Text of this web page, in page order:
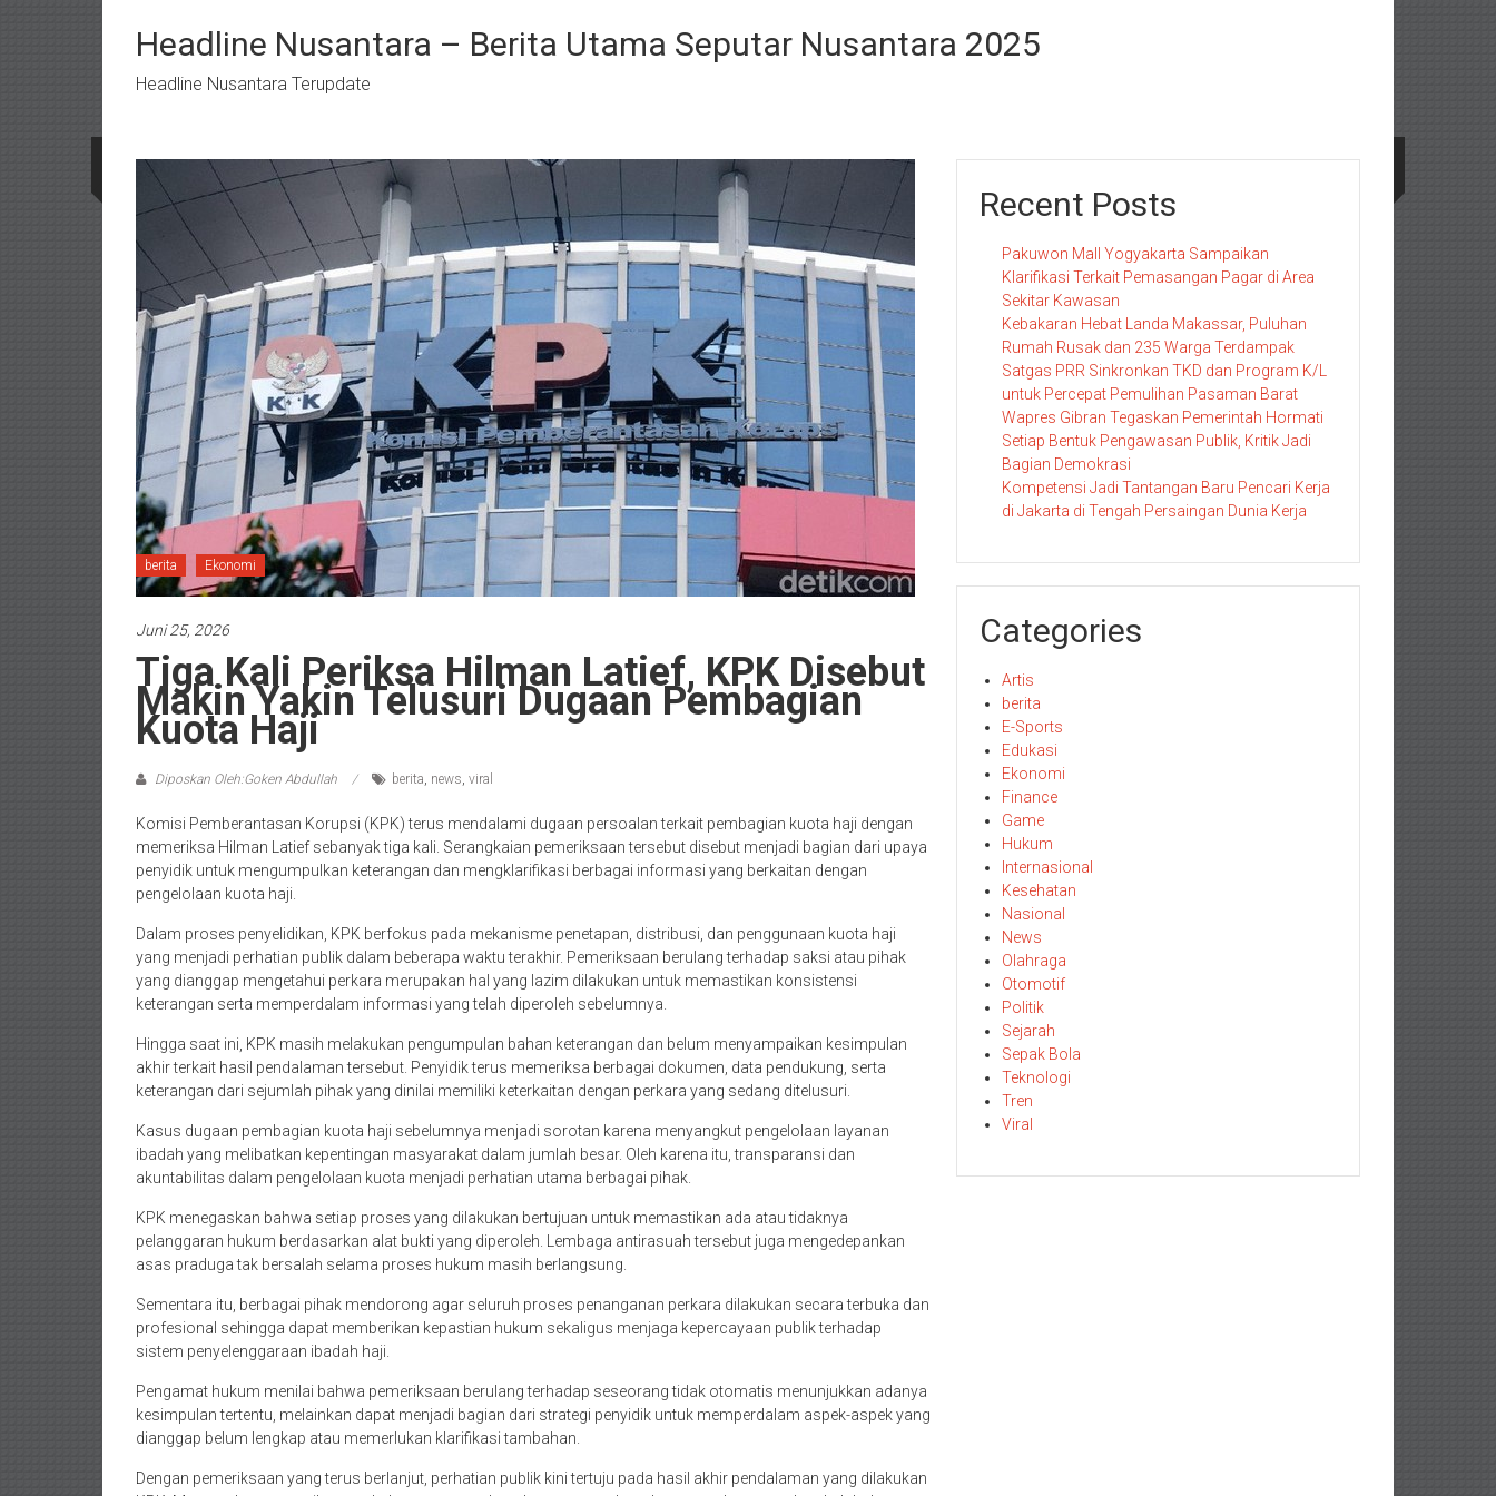
kontenHeadline Nusantara – Berita Utama Seputar Nusantara 2025
Headline Nusantara Terupdate
berita Ekonomi
Juni 25, 2026
Tiga Kali Periksa Hilman Latief, KPK Disebut
Makin Yakin Telusuri Dugaan Pembagian
Kuota Haji
Diposkan Oleh:Goken Abdullah berita, news, viral
Komisi Pemberantasan Korupsi (KPK) terus mendalami dugaan persoalan terkait pembagian kuota haji dengan
memeriksa Hilman Latief sebanyak tiga kali. Serangkaian pemeriksaan tersebut disebut menjadi bagian dari upaya
penyidik untuk mengumpulkan keterangan dan mengklarifikasi berbagai informasi yang berkaitan dengan
pengelolaan kuota haji.
Dalam proses penyelidikan, KPK berfokus pada mekanisme penetapan, distribusi, dan penggunaan kuota haji
yang menjadi perhatian publik dalam beberapa waktu terakhir. Pemeriksaan berulang terhadap saksi atau pihak
yang dianggap mengetahui perkara merupakan hal yang lazim dilakukan untuk memastikan konsistensi
keterangan serta memperdalam informasi yang telah diperoleh sebelumnya.
Hingga saat ini, KPK masih melakukan pengumpulan bahan keterangan dan belum menyampaikan kesimpulan
akhir terkait hasil pendalaman tersebut. Penyidik terus memeriksa berbagai dokumen, data pendukung, serta
keterangan dari sejumlah pihak yang dinilai memiliki keterkaitan dengan perkara yang sedang ditelusuri.
Kasus dugaan pembagian kuota haji sebelumnya menjadi sorotan karena menyangkut pengelolaan layanan
ibadah yang melibatkan kepentingan masyarakat dalam jumlah besar. Oleh karena itu, transparansi dan
akuntabilitas dalam pengelolaan kuota menjadi perhatian utama berbagai pihak.
KPK menegaskan bahwa setiap proses yang dilakukan bertujuan untuk memastikan ada atau tidaknya
pelanggaran hukum berdasarkan alat bukti yang diperoleh. Lembaga antirasuah tersebut juga mengedepankan
asas praduga tak bersalah selama proses hukum masih berlangsung.
Sementara itu, berbagai pihak mendorong agar seluruh proses penanganan perkara dilakukan secara terbuka dan
profesional sehingga dapat memberikan kepastian hukum sekaligus menjaga kepercayaan publik terhadap
sistem penyelenggaraan ibadah haji.
Pengamat hukum menilai bahwa pemeriksaan berulang terhadap seseorang tidak otomatis menunjukkan adanya
kesimpulan tertentu, melainkan dapat menjadi bagian dari strategi penyidik untuk memperdalam aspek-aspek yang
dianggap belum lengkap atau memerlukan klarifikasi tambahan.
Dengan pemeriksaan yang terus berlanjut, perhatian publik kini tertuju pada hasil akhir pendalaman yang dilakukan
Recent Posts
Pakuwon Mall Yogyakarta Sampaikan
Klarifikasi Terkait Pemasangan Pagar di Area
Sekitar Kawasan
Kebakaran Hebat Landa Makassar, Puluhan
Rumah Rusak dan 235 Warga Terdampak
Satgas PRR Sinkronkan TKD dan Program K/L
untuk Percepat Pemulihan Pasaman Barat
Wapres Gibran Tegaskan Pemerintah Hormati
Setiap Bentuk Pengawasan Publik, Kritik Jadi
Bagian Demokrasi
Kompetensi Jadi Tantangan Baru Pencari Kerja
di Jakarta di Tengah Persaingan Dunia Kerja
Categories
Artis
berita
E-Sports
Edukasi
Ekonomi
Finance
Game
Hukum
Internasional
Kesehatan
Nasional
News
Olahraga
Otomotif
Politik
Sejarah
Sepak Bola
Teknologi
Tren
Viral